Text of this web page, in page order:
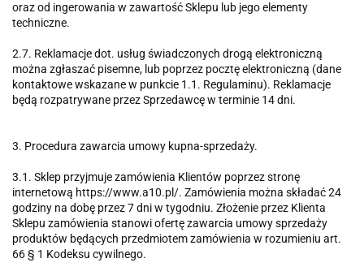
oraz od ingerowania w zawartość Sklepu lub jego elementy
techniczne.
2.7. Reklamacje dot. usług świadczonych drogą elektroniczną
można zgłaszać pisemne, lub poprzez pocztę elektroniczną (dane
kontaktowe wskazane w punkcie 1.1. Regulaminu). Reklamacje
będą rozpatrywane przez Sprzedawcę w terminie 14 dni.
3. Procedura zawarcia umowy kupna-sprzedaży.
3.1. Sklep przyjmuje zamówienia Klientów poprzez stronę
internetową https://www.a10.pl/. Zamówienia można składać 24
godziny na dobę przez 7 dni w tygodniu. Złożenie przez Klienta
Sklepu zamówienia stanowi ofertę zawarcia umowy sprzedaży
produktów będących przedmiotem zamówienia w rozumieniu art.
66 § 1 Kodeksu cywilnego.